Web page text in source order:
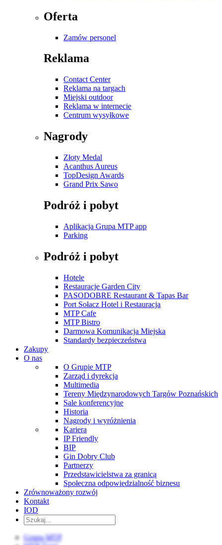
Oferta
Zamów personel
Reklama
Contact Center
Reklama na targach
Miejski outdoor
Reklama w internecie
Centrum wysyłkowe
Nagrody
Złoty Medal
Acanthus Aureus
TopDesign Awards
Grand Prix Sawo
Podróż i pobyt
Aplikacja Grupa MTP app
Parking
Podróż i pobyt
Hotele
Restauracje Garden City
PASODOBRE Restaurant & Tapas Bar
Port Sołacz Hotel i Restauracja
MTP Cafe
MTP Bistro
Darmowa Komunikacja Miejska
Standardy bezpieczeństwa
Zakupy
O nas
O Grupie MTP
Zarząd i dyrekcja
Multimedia
Tereny Międzynarodowych Targów Poznańskich
Sale konferencyjne
Historia
Nagrody i wyróżnienia
Kariera
IP Friendly
BIP
Gin Dobry Club
Partnerzy
Przedstawicielstwa za granicą
Społeczna odpowiedzialność biznesu
Zrównoważony rozwój
Kontakt
IOD
Grupa MTP